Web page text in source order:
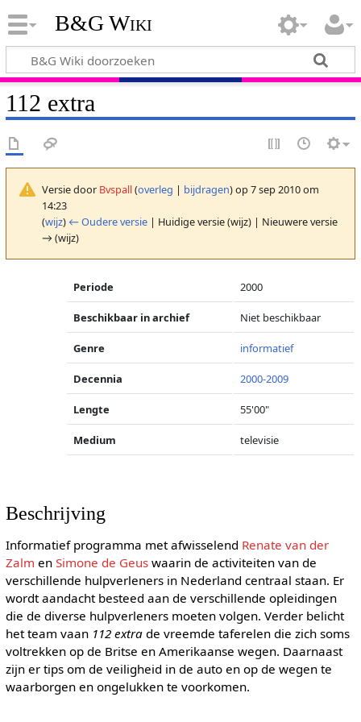
B&G Wiki
112 extra
Versie door Bvspall(overleg | bijdragen)op 7 sep 2010 om
14:23
(wijz) ← Oudere versie| Huidige versie (wijz) | Nieuwere versie
→ (wijz)
Periode 2000
Beschikbaar in archief Niet beschikbaar
Genre informatief
Decennia 2000-2009
Lengte 55'00"
Medium televisie
Beschrijving
Informatief programma met afwisselend Renate van der
Zalm en Simone de Geuswaarin de activiteiten van de
verschillende hulpverleners in Nederland centraal staan. Er
wordt aandacht besteed aan de verschillende opleidingen
die de diverse hulpverleners moeten volgen. Verder belicht
het team vaan 112 extrade vreemde taferelen die zich soms
voltrekken op de Britse en Amerikaanse wegen. Daarnaast
zijn er tips om de veiligheid in de auto en op de wegen te
waarborgen en ongelukken te voorkomen.